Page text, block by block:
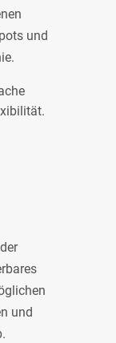
und
und